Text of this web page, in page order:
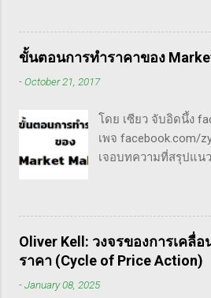
สัญญาณการเก็บหุ้นข
เขาจะตบขึ้น/ลงเพื่อใ
ยิ่งน่าสนใจ gap ประเ
ตบลง เป็นรูปแบบเวฟ
double three
ข้ามเวฟสอง...
แดน แซงเจอร์ บอกว่
หนักทุกคืน จะให้ผลต
มหาศาลเป็นล้านๆ เมื่
ข้อมูลของหุ้นต่างๆ ทุก
ติดตามข่าวสาร การวิ
ปัจจัยพื้นฐาน การสแ
วิเคราะห์นี้จะช่วยให้
และรู้จักจังหวะที่เหมา
วิธีการที่พิสูจน์แล้วว่าท
ตลอด (Method): การ
ขั้นตอนการทำราคาของ
-October 21, 2017
โดย เซียว จับอิดนึ้ง
เพจ facebook.com/
เจอบทความที่สรุปแนว
ผมเอง, ก็เลยอดตื่นใ
ถึง " How
ตีความว่ามันน่าเป็น "
Market Maker " พอไ
น่าสนใจ เลยพยายาม
ภาษาของแกจะอยู่ในร
Oliver Kell: วงจรของการเคลื่
ราคา (Cycle of Price Action)
-January 08, 2025